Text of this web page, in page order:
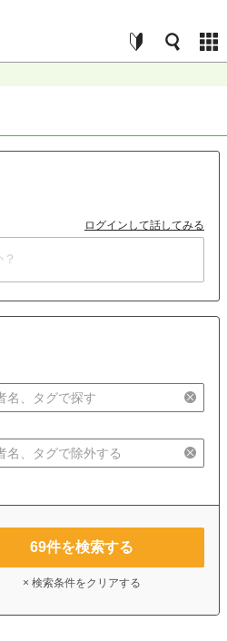
ログインして話してみる
69件を検索する
× 検索条件をクリアする